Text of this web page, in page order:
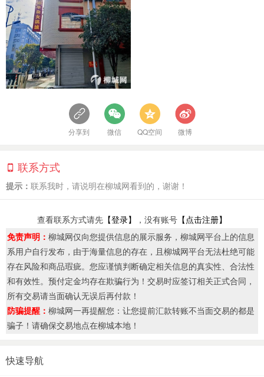
分享到 微信 QQ空间 微博
联系方式
提示： 联系我时，请说明在柳城网看到的，谢谢！
查看联系方式请先 【登录】 ，没有账号 【点击注册】
免责声明： 柳城网仅向您提供信息的展示服务，柳城网平台上的信息
系用户自行发布，由于海量信息的存在，且柳城网平台无法杜绝可能
存在风险和商品瑕疵。您应谨慎判断确定相关信息的真实性、合法性
和有效性。预付定金均存在欺骗行为！交易时应签订相关正式合同，
所有交易请当面确认无误后再付款！
防骗提醒： 柳城网一再提醒您：让您提前汇款转账不当面交易的都是
骗子！请确保交易地点在柳城本地！
快速导航